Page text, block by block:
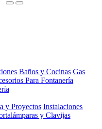
Baños y Cocinas Gas
Para Fontanería
y Proyectos Instalaciones
y Clavijas